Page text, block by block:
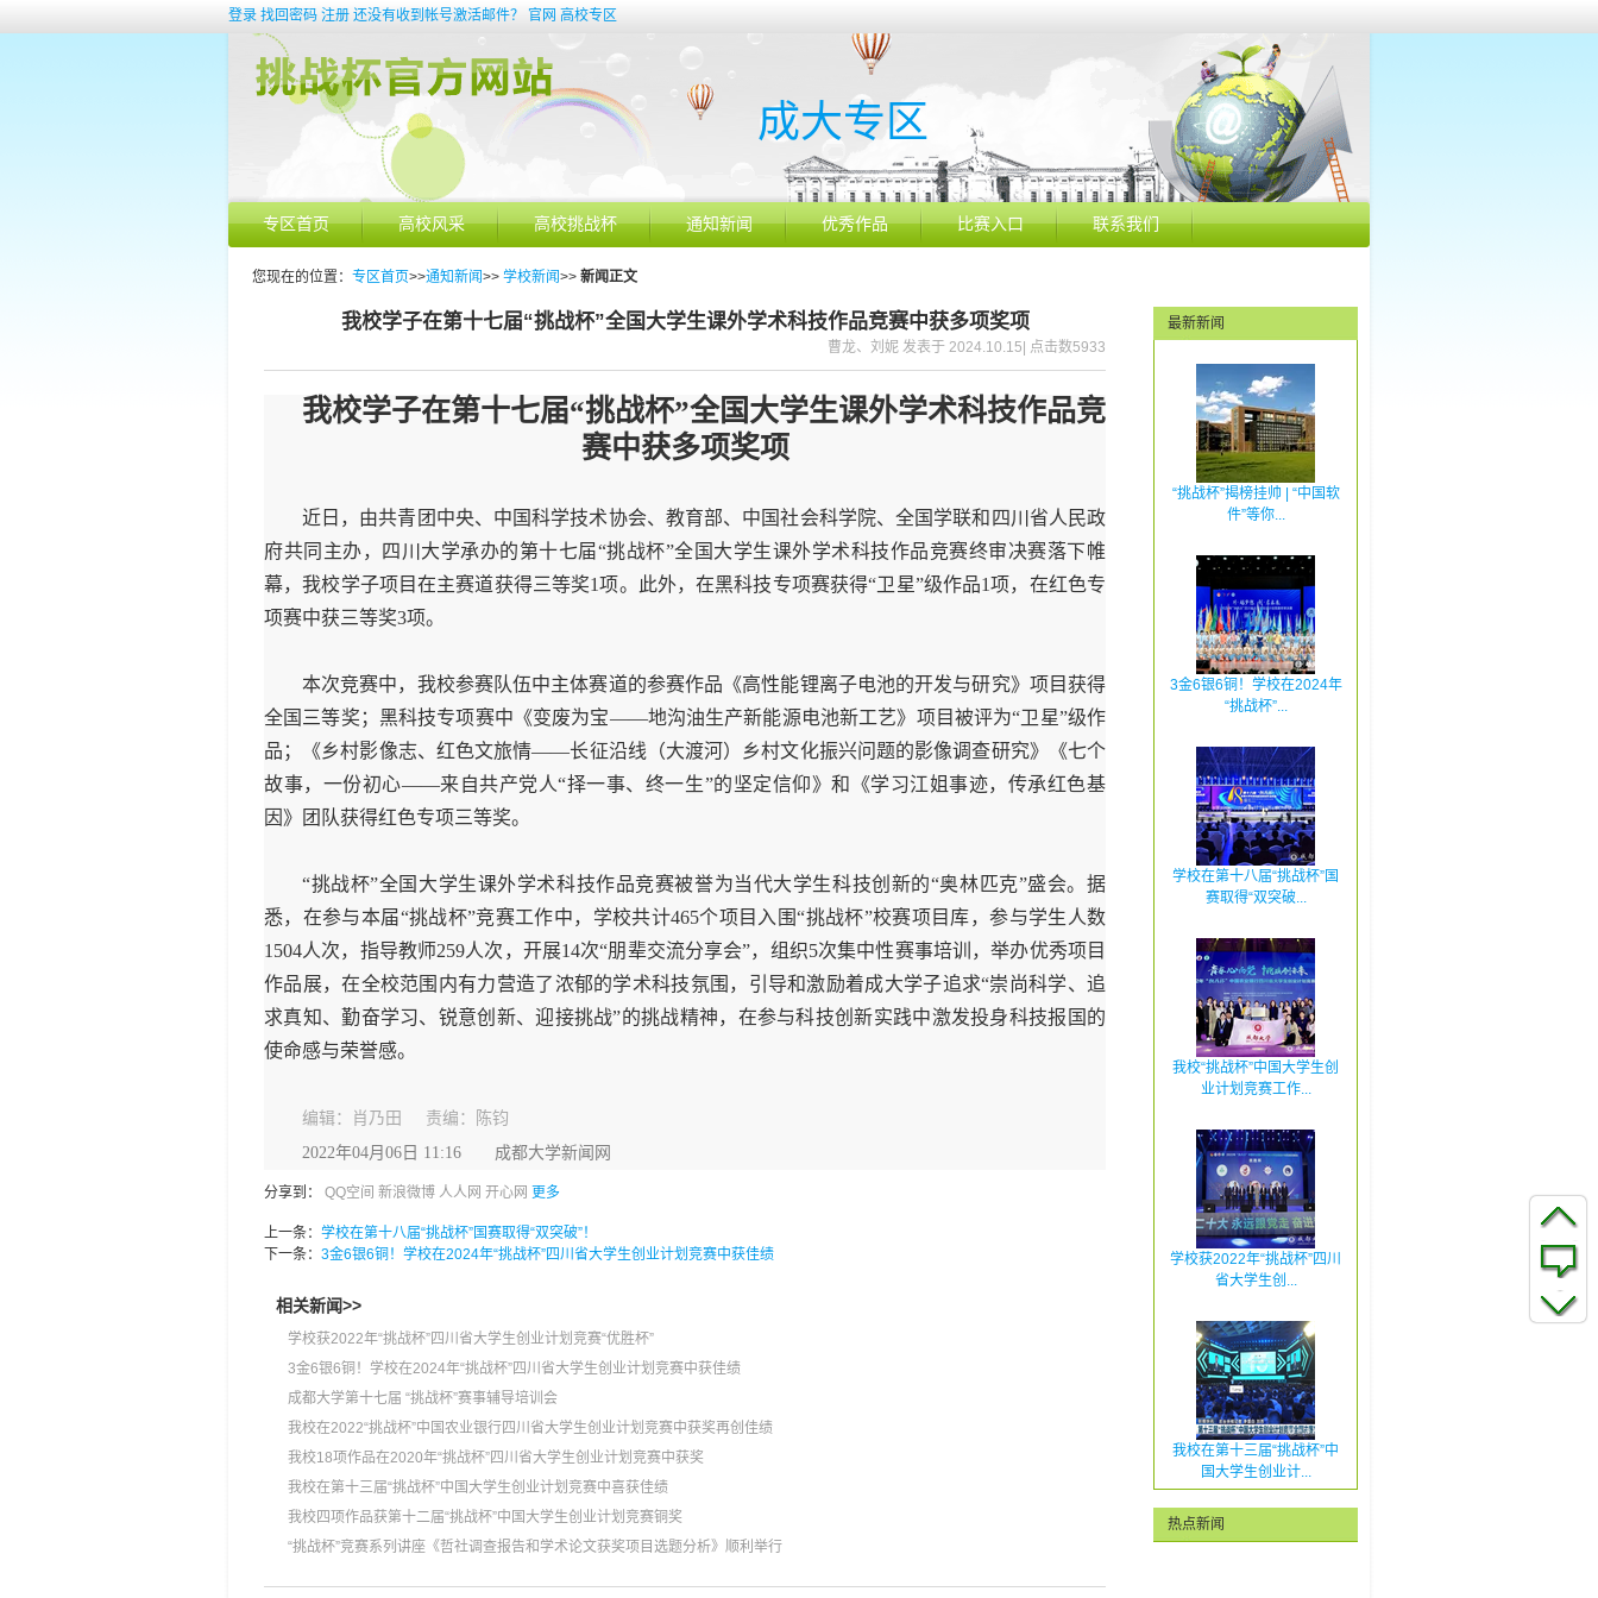
登录 找回密码 注册 还没有收到帐号激活邮件？ 官网 高校专区
成大专区
专区首页 高校风采 高校挑战杯 通知新闻 优秀作品 比赛入口 联系我们
您现在的位置： 专区首页>>通知新闻>> 学校新闻>> 新闻正文
我校学子在第十七届“挑战杯”全国大学生课外学术科技作品竞赛中获多项奖项
曹龙、刘妮 发表于 2024.10.15| 点击数5933
我校学子在第十七届“挑战杯”全国大学生课外学术科技作品竞
赛中获多项奖项
近日，由共青团中央、中国科学技术协会、教育部、中国社会科学院、全国学联和四川省人民政
府共同主办，四川大学承办的第十七届“挑战杯”全国大学生课外学术科技作品竞赛终审决赛落下帷
幕，我校学子项目在主赛道获得三等奖1项。此外，在黑科技专项赛获得“卫星”级作品1项，在红色专
项赛中获三等奖3项。
本次竞赛中，我校参赛队伍中主体赛道的参赛作品《高性能锂离子电池的开发与研究》项目获得
全国三等奖；黑科技专项赛中《变废为宝——地沟油生产新能源电池新工艺》项目被评为“卫星”级作
品；《乡村影像志、红色文旅情——长征沿线（大渡河）乡村文化振兴问题的影像调查研究》《七个
故事，一份初心——来自共产党人“择一事、终一生”的坚定信仰》和《学习江姐事迹，传承红色基
因》团队获得红色专项三等奖。
“挑战杯”全国大学生课外学术科技作品竞赛被誉为当代大学生科技创新的“奥林匹克”盛会。据
悉，在参与本届“挑战杯”竞赛工作中，学校共计465个项目入围“挑战杯”校赛项目库，参与学生人数
1504人次，指导教师259人次，开展14次“朋辈交流分享会”，组织5次集中性赛事培训，举办优秀项目
作品展，在全校范围内有力营造了浓郁的学术科技氛围，引导和激励着成大学子追求“崇尚科学、追
求真知、勤奋学习、锐意创新、迎接挑战”的挑战精神，在参与科技创新实践中激发投身科技报国的
使命感与荣誉感。
编辑：肖乃田 责编：陈钧
2022年04月06日 11:16 成都大学新闻网
分享到： QQ空间 新浪微博 人人网 开心网 更多
上一条： 学校在第十八届“挑战杯”国赛取得“双突破”！
下一条： 3金6银6铜！学校在2024年“挑战杯”四川省大学生创业计划竞赛中获佳绩
相关新闻>>
学校获2022年“挑战杯”四川省大学生创业计划竞赛“优胜杯”
3金6银6铜！学校在2024年“挑战杯”四川省大学生创业计划竞赛中获佳绩
成都大学第十七届 “挑战杯”赛事辅导培训会
我校在2022“挑战杯”中国农业银行四川省大学生创业计划竞赛中获奖再创佳绩
我校18项作品在2020年“挑战杯”四川省大学生创业计划竞赛中获奖
我校在第十三届“挑战杯”中国大学生创业计划竞赛中喜获佳绩
我校四项作品获第十二届“挑战杯”中国大学生创业计划竞赛铜奖
“挑战杯”竞赛系列讲座《哲社调查报告和学术论文获奖项目选题分析》顺利举行
最新新闻
“挑战杯”揭榜挂帅 | “中国软
件”等你...
3金6银6铜！学校在2024年
“挑战杯”...
学校在第十八届“挑战杯”国
赛取得“双突破...
我校“挑战杯”中国大学生创
业计划竞赛工作...
学校获2022年“挑战杯”四川
省大学生创...
我校在第十三届“挑战杯”中
国大学生创业计...
热点新闻